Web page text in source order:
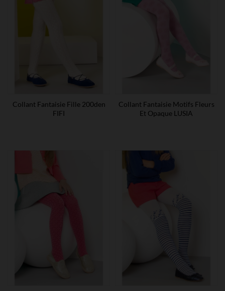
Collant Fantaisie Fille 200den
FIFI
Collant Fantaisie Motifs Fleurs
Et Opaque LUSIA